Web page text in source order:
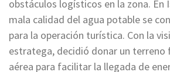
obstáculos logísticos en la zona. En
mala calidad del agua potable se
para la operación turística. Con la
estratega, decidió donar un terreno
aérea para facilitar la llegada de